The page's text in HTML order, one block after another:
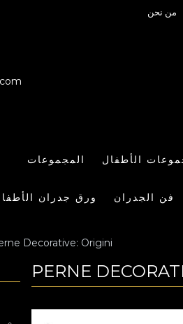
من نحن
المجموعات الأطفال
ورق جدران فن الجدران
Decorative: Origini
PERNE